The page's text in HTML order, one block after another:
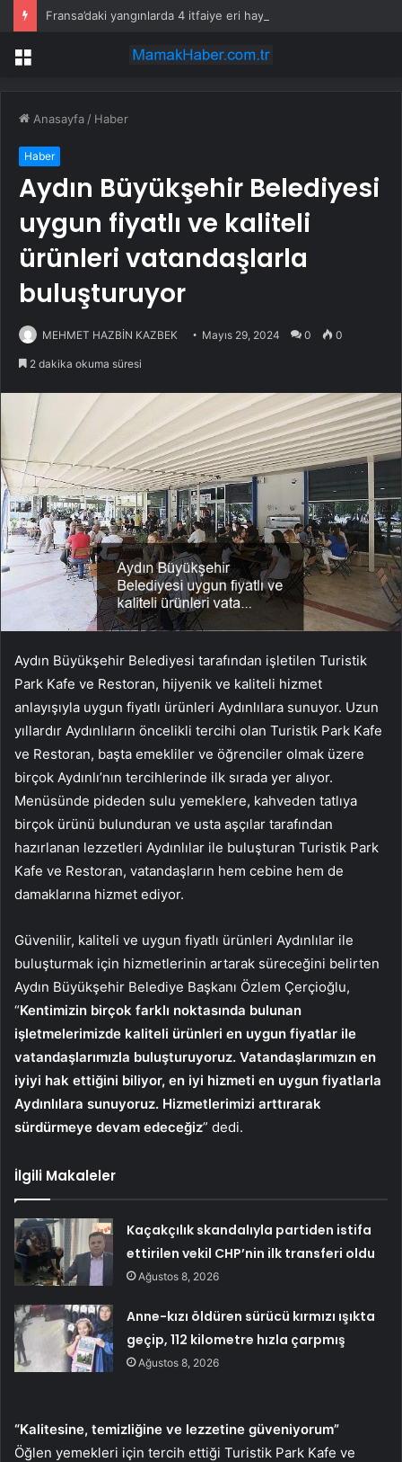
Fransa’daki yangınlarda 4 itfaiye eri hayatını kaybetti
Menü
Anasayfa / Haber
Haber
Aydın Büyükşehir Belediyesi
uygun fiyatlı ve kaliteli
ürünleri vatandaşlarla
buluşturuyor
MEHMET HAZBİN KAZBEK Mayıs 29, 2024 0 0
2 dakika okuma süresi
Aydın Büyükşehir Belediyesi tarafından işletilen Turistik
Park Kafe ve Restoran, hijyenik ve kaliteli hizmet
anlayışıyla uygun fiyatlı ürünleri Aydınlılara sunuyor. Uzun
yıllardır Aydınlıların öncelikli tercihi olan Turistik Park Kafe
ve Restoran, başta emekliler ve öğrenciler olmak üzere
birçok Aydınlı’nın tercihlerinde ilk sırada yer alıyor.
Menüsünde pideden sulu yemeklere, kahveden tatlıya
birçok ürünü bulunduran ve usta aşçılar tarafından
hazırlanan lezzetleri Aydınlılar ile buluşturan Turistik Park
Kafe ve Restoran, vatandaşların hem cebine hem de
damaklarına hizmet ediyor.
Güvenilir, kaliteli ve uygun fiyatlı ürünleri Aydınlılar ile
buluşturmak için hizmetlerinin artarak süreceğini belirten
Aydın Büyükşehir Belediye Başkanı Özlem Çerçioğlu,
“Kentimizin birçok farklı noktasında bulunan
işletmelerimizde kaliteli ürünleri en uygun fiyatlar ile
vatandaşlarımızla buluşturuyoruz. Vatandaşlarımızın en
iyiyi hak ettiğini biliyor, en iyi hizmeti en uygun fiyatlarla
Aydınlılara sunuyoruz. Hizmetlerimizi arttırarak
sürdürmeye devam edeceğiz” dedi.
İlgili Makaleler
Kaçakçılık skandalıyla partiden istifa
ettirilen vekil CHP’nin ilk transferi oldu
Ağustos 8, 2026
Anne-kızı öldüren sürücü kırmızı ışıkta
geçip, 112 kilometre hızla çarpmış
Ağustos 8, 2026
“Kalitesine, temizliğine ve lezzetine güveniyorum”
Öğlen yemekleri için tercih ettiği Turistik Park Kafe ve